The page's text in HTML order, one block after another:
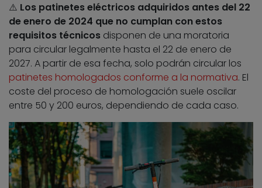
⚠️ Los patinetes eléctricos adquiridos antes del 22
de enero de 2024 que no cumplan con estos
requisitos técnicos disponen de una moratoria
para circular legalmente hasta el 22 de enero de
2027. A partir de esa fecha, solo podrán circular los
patinetes homologados conforme a la normativa. El
coste del proceso de homologación suele oscilar
entre 50 y 200 euros, dependiendo de cada caso.